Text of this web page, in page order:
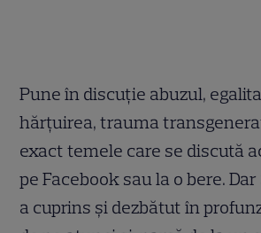
Pune în discuție abuzul,
hărțuirea, trauma
exact temele care se discută
pe Facebook sau la o bere.
a cuprins și dezbătut în